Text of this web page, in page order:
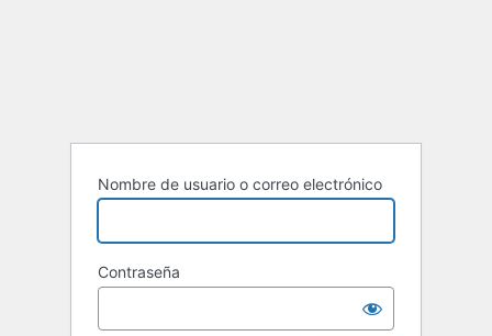
Nombre de usuario o correo electrónico
Contraseña